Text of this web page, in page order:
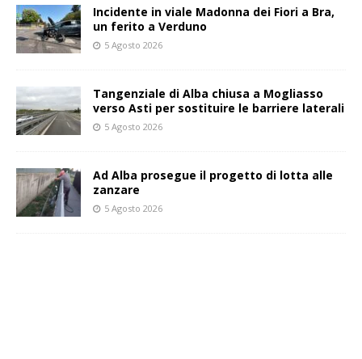
Incidente in viale Madonna dei Fiori a Bra,
un ferito a Verduno
5 Agosto 2026
Tangenziale di Alba chiusa a Mogliasso
verso Asti per sostituire le barriere laterali
5 Agosto 2026
Ad Alba prosegue il progetto di lotta alle
zanzare
5 Agosto 2026